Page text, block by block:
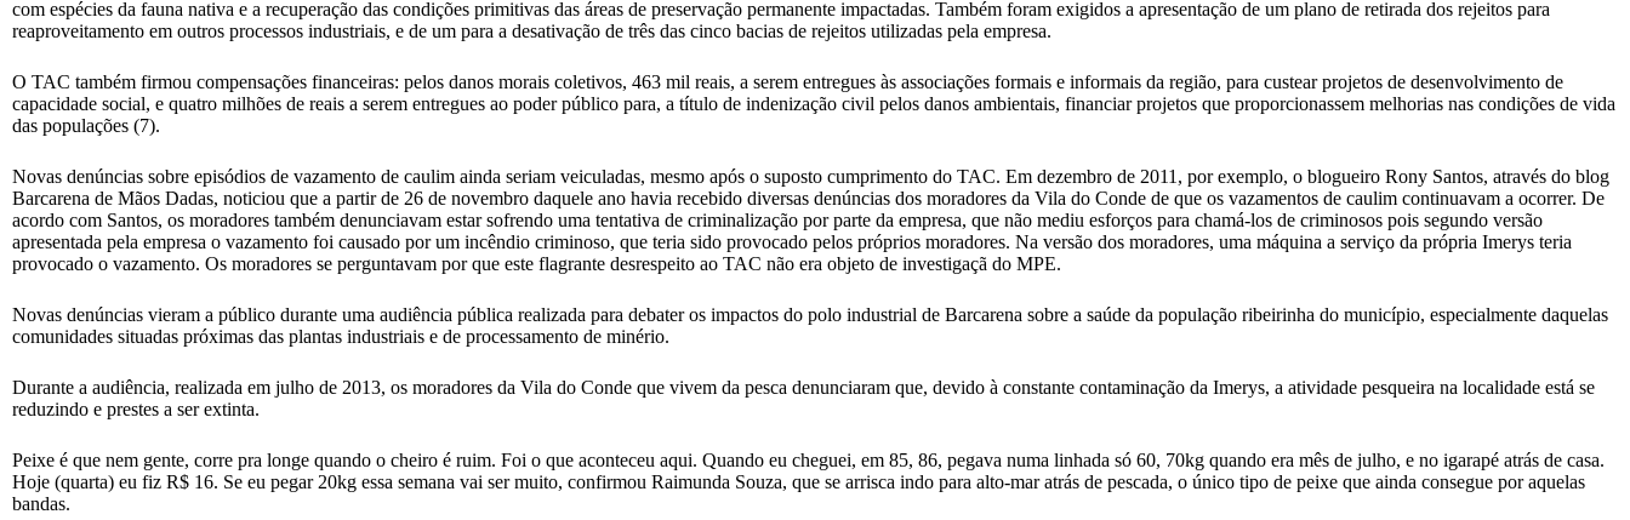
com espécies da fauna nativa e a recuperação das condições primitivas das áreas de preservação permanente impactadas. Também foram exigidos a apresentação de um plano de retirada dos rejeitos para
reaproveitamento em outros processos industriais, e de um para a desativação de três das cinco bacias de rejeitos utilizadas pela empresa.
O TAC também firmou compensações financeiras: pelos danos morais coletivos, 463 mil reais, a serem entregues às associações formais e informais da região, para custear projetos de desenvolvimento de
capacidade social, e quatro milhões de reais a serem entregues ao poder público para, a título de indenização civil pelos danos ambientais, financiar projetos que proporcionassem melhorias nas condições de vida
das populações (7).
Novas denúncias sobre episódios de vazamento de caulim ainda seriam veiculadas, mesmo após o suposto cumprimento do TAC. Em dezembro de 2011, por exemplo, o blogueiro Rony Santos, através do blog
Barcarena de Mãos Dadas, noticiou que a partir de 26 de novembro daquele ano havia recebido diversas denúncias dos moradores da Vila do Conde de que os vazamentos de caulim continuavam a ocorrer. De
acordo com Santos, os moradores também denunciavam estar sofrendo uma tentativa de criminalização por parte da empresa, que não mediu esforços para chamá-los de criminosos pois segundo versão
apresentada pela empresa o vazamento foi causado por um incêndio criminoso, que teria sido provocado pelos próprios moradores. Na versão dos moradores, uma máquina a serviço da própria Imerys teria
provocado o vazamento. Os moradores se perguntavam por que este flagrante desrespeito ao TAC não era objeto de investigaçã do MPE.
Novas denúncias vieram a público durante uma audiência pública realizada para debater os impactos do polo industrial de Barcarena sobre a saúde da população ribeirinha do município, especialmente daquelas
comunidades situadas próximas das plantas industriais e de processamento de minério.
Durante a audiência, realizada em julho de 2013, os moradores da Vila do Conde que vivem da pesca denunciaram que, devido à constante contaminação da Imerys, a atividade pesqueira na localidade está se
reduzindo e prestes a ser extinta.
Peixe é que nem gente, corre pra longe quando o cheiro é ruim. Foi o que aconteceu aqui. Quando eu cheguei, em 85, 86, pegava numa linhada só 60, 70kg quando era mês de julho, e no igarapé atrás de casa.
Hoje (quarta) eu fiz R$ 16. Se eu pegar 20kg essa semana vai ser muito, confirmou Raimunda Souza, que se arrisca indo para alto-mar atrás de pescada, o único tipo de peixe que ainda consegue por aquelas
bandas.